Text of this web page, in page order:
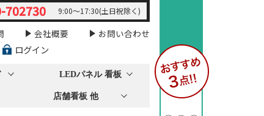
702730 9:00～17:30(土日祝除く)
会社概要 お問い合わせ
ログイン
LEDパネル 看板
店舗看板 他